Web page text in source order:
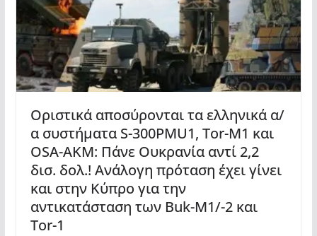
Οριστικά αποσύρονται τα ελληνικά α/
α συστήματα S-300PMU1, Τοr-Μ1 και
OSA-AKM: Πάνε Ουκρανία αντί 2,2
δισ. δολ.! Ανάλογη πρόταση έχει γίνει
και στην Κύπρο για την
αντικατάσταση των Buk-M1/-2 και
Tor-1